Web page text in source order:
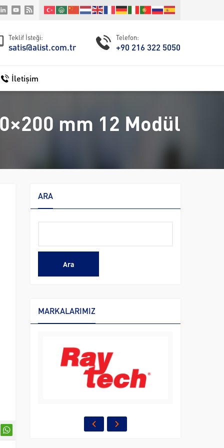
Teklif İsteği:
satis@alist.com.tr
Telefon:
+90 216 322 5050
İletişim
mm 12 Modül
ARA
MARKALARIMIZ